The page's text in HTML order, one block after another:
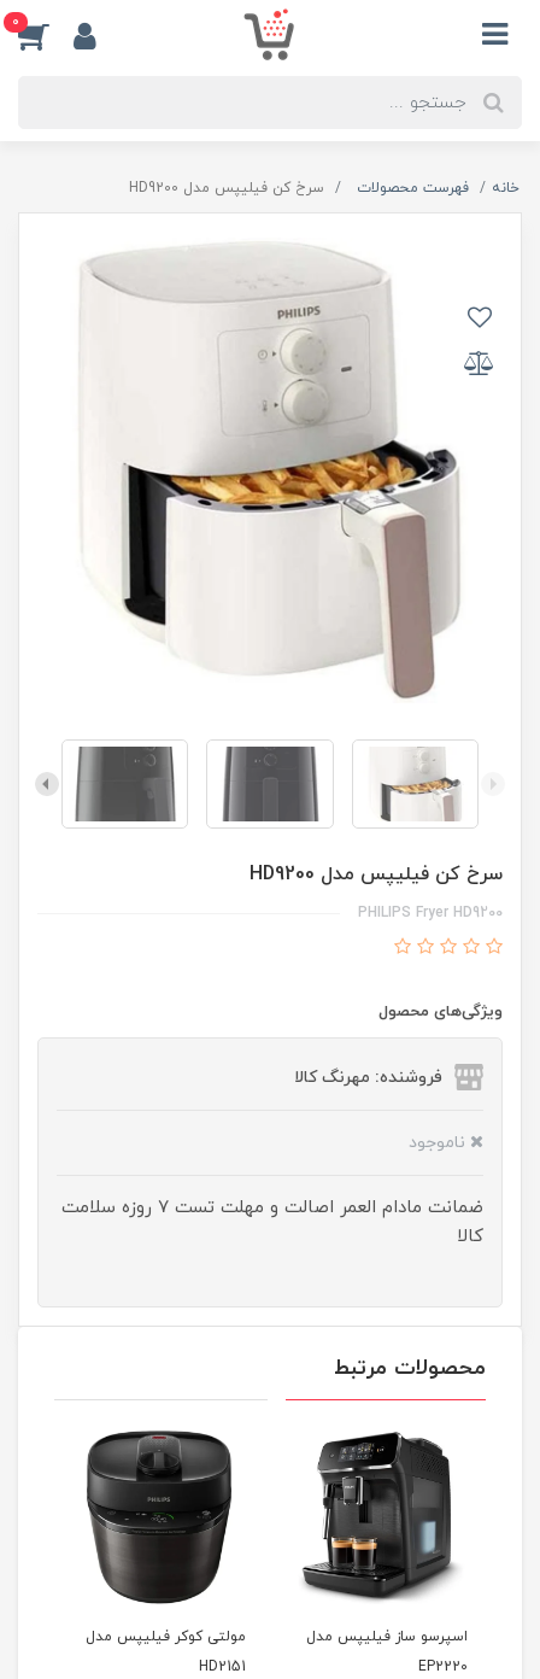
0
خانه فهرست محصولات سرخ کن فیلیپس مدل HD9200
سرخ کن فیلیپس مدل HD9200
PHILIPS Fryer HD9200
ویژگی‌های محصول
فروشنده: مهرنگ کالا
ناموجود
ضمانت مادام العمر اصالت و مهلت تست ۷ روزه سلامت
کالا
محصولات مرتبط
اسپرسو ساز فیلیپس مدل
EP2220
مولتی کوکر فیلیپس مدل
HD2151